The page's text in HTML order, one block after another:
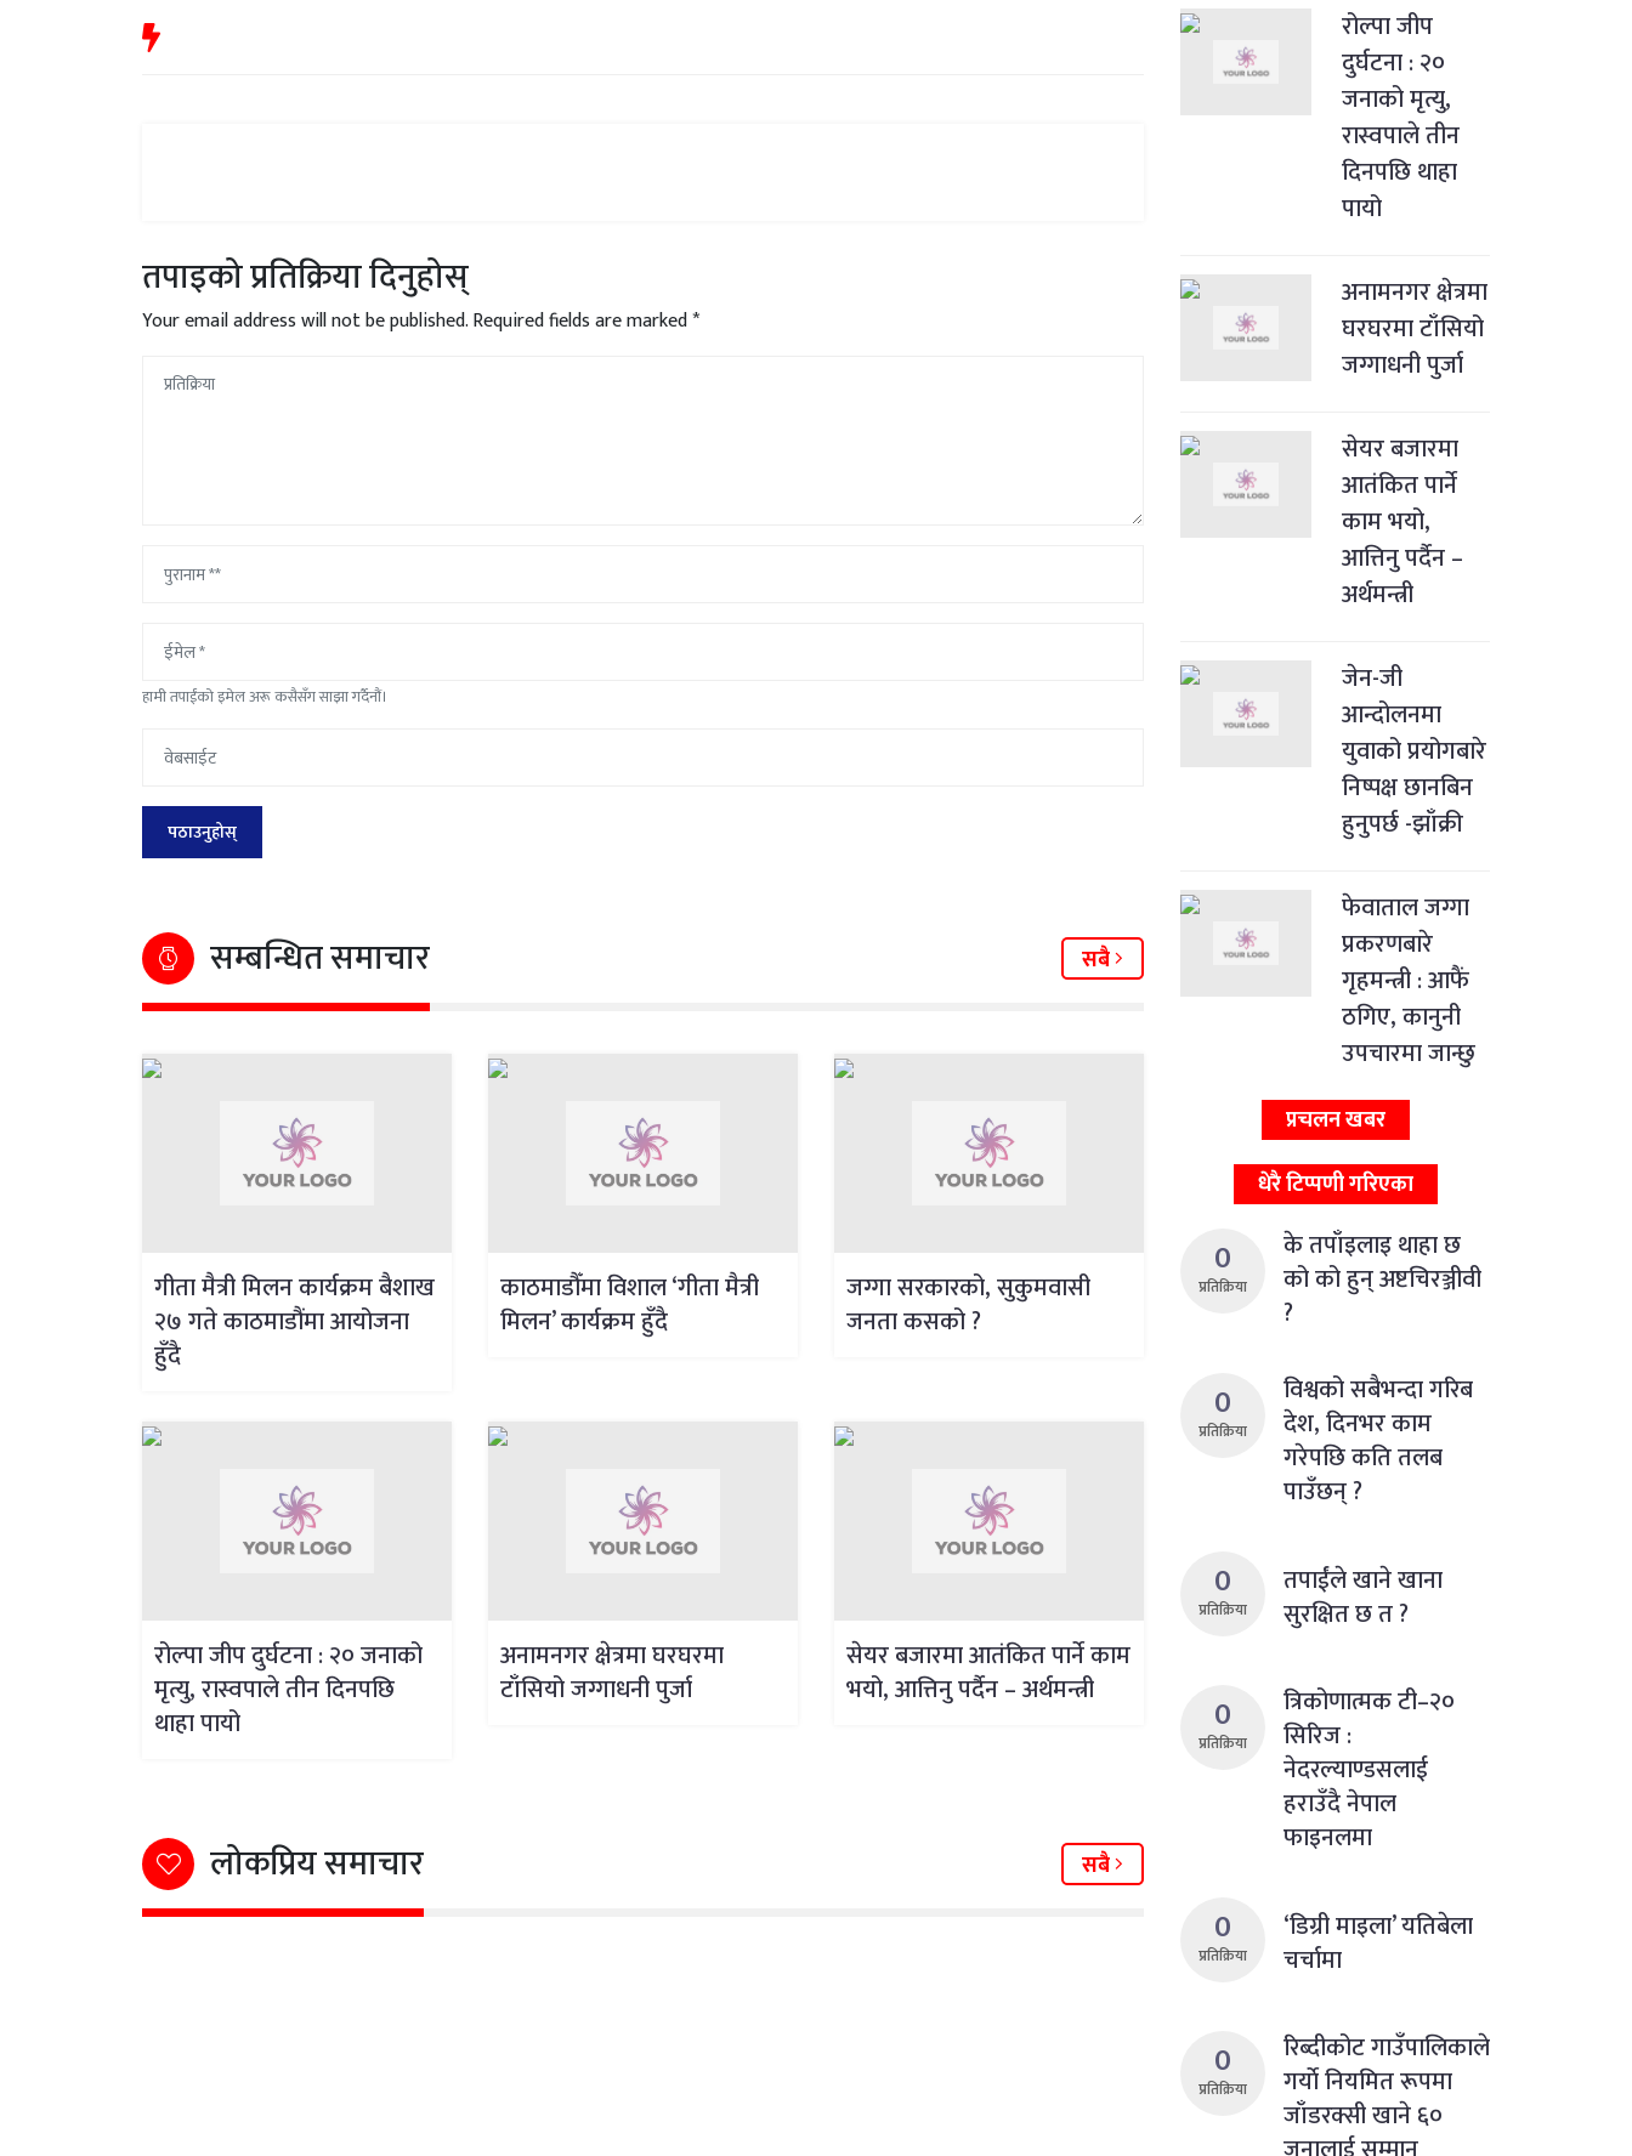
तपाइको प्रतिक्रिया दिनुहोस्
Your email address will not be published.Required fields are marked*
हामी तपाईंको इमेल अरू कसैसँग साझा गर्दैनौं।
सम्बन्धित समाचार सबै
गीता मैत्री मिलन कार्यक्रम बैशाख
२७ गते काठमाडौंमा आयोजना
हुँदै
काठमाडौँमा विशाल ‘गीता मैत्री
मिलन’ कार्यक्रम हुँदै
जग्गा सरकारको, सुकुमवासी
जनता कसको ?
रोल्पा जीप दुर्घटना : २० जनाको
मृत्यु, रास्वपाले तीन दिनपछि
थाहा पायो
अनामनगर क्षेत्रमा घरघरमा
टाँसियो जग्गाधनी पुर्जा
सेयर बजारमा आतंकित पार्ने काम
भयो, आत्तिनु पर्दैन – अर्थमन्त्री
लोकप्रिय समाचार सबै
रोल्पा जीप
दुर्घटना : २०
जनाको मृत्यु,
रास्वपाले तीन
दिनपछि थाहा
पायो
अनामनगर क्षेत्रमा
घरघरमा टाँसियो
जग्गाधनी पुर्जा
सेयर बजारमा
आतंकित पार्ने
काम भयो,
आत्तिनु पर्दैन –
अर्थमन्त्री
जेन-जी
आन्दोलनमा
युवाको प्रयोगबारे
निष्पक्ष छानबिन
हुनुपर्छ -झाँक्री
फेवाताल जग्गा
प्रकरणबारे
गृहमन्त्री : आफैं
ठगिए, कानुनी
उपचारमा जान्छु
प्रचलन खबर
धेरै टिप्पणी गरिएका
0
प्रतिक्रिया
के तपाँइलाइ थाहा छ
को को हुन् अष्टचिरञ्जीवी
?
0
प्रतिक्रिया
विश्वको सबैभन्दा गरिब
देश, दिनभर काम
गरेपछि कति तलब
पाउँछन् ?
0
प्रतिक्रिया
तपाईंले खाने खाना
सुरक्षित छ त ?
0
प्रतिक्रिया
त्रिकोणात्मक टी–२०
सिरिज :
नेदरल्याण्डसलाई
हराउँदै नेपाल
फाइनलमा
0
प्रतिक्रिया
‘डिग्री माइला’ यतिबेला
चर्चामा
0
प्रतिक्रिया
रिब्दीकोट गाउँपालिकाले
गर्याे नियमित रूपमा
जाँडरक्सी खाने ६०